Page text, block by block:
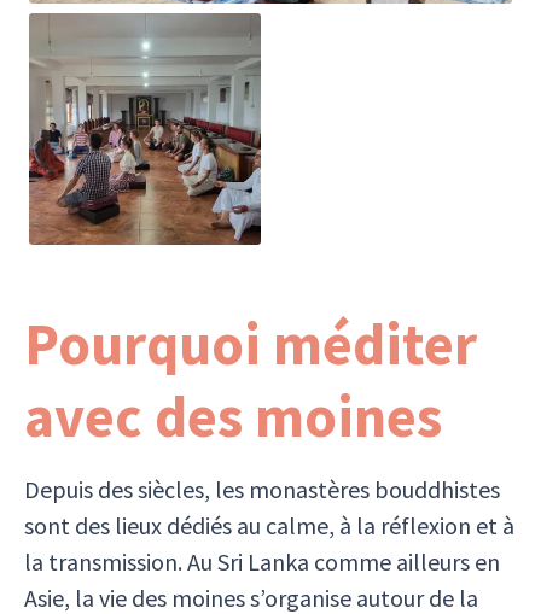
Pourquoi méditer
avec des moines
Depuis des siècles, les monastères bouddhistes
sont des lieux dédiés au calme, à la réflexion et à
la transmission. Au Sri Lanka comme ailleurs en
Asie, la vie des moines s’organise autour de la